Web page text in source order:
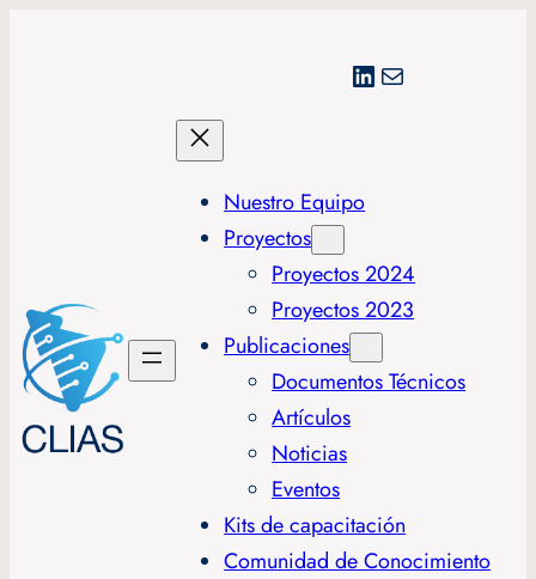
LinkedIn
Correo electrónico
Nuestro Equipo
Proyectos
Proyectos 2024
Proyectos 2023
Publicaciones
Documentos Técnicos
Artículos
Noticias
Eventos
Kits de capacitación
Comunidad de Conocimiento